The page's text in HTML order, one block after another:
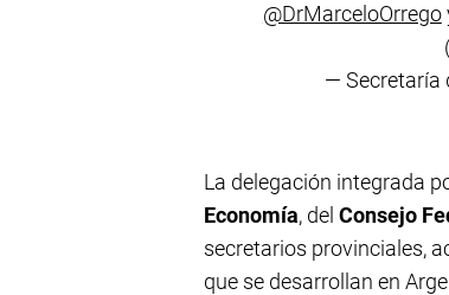
@DrMarceloOrrego
— Secretaría
La delegación integrada
Economía, del Consejo
secretarios provinciales,
que se desarrollan en